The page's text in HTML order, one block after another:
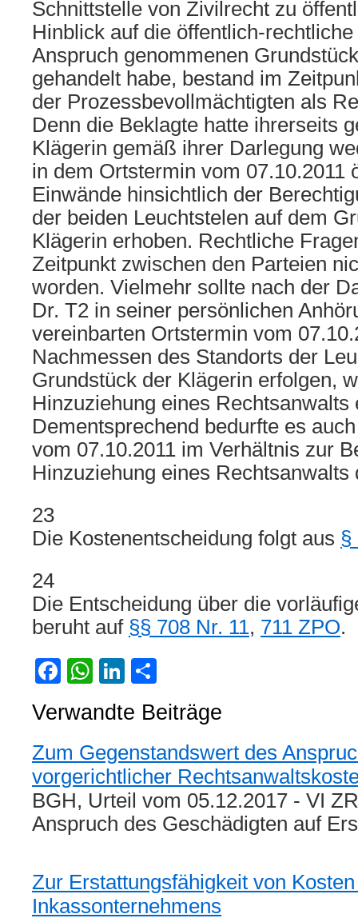
Schnittstelle von Zivilrecht zu
Hinblick auf die öffentlich-
Anspruch genommenen
gehandelt habe, bestand im
der Prozessbevollmächtigten als
Denn die Beklagte hatte ihrerseits
Klägerin gemäß ihrer Darlegung
in dem Ortstermin vom 07.10.2011
Einwände hinsichtlich der
der beiden Leuchtstelen auf dem
Klägerin erhoben. Rechtliche
Zeitpunkt zwischen den Parteien
worden. Vielmehr sollte nach der
Dr. T2 in seiner persönlichen
vereinbarten Ortstermin vom
Nachmessen des Standorts der
Grundstück der Klägerin erfolgen,
Hinzuziehung eines Rechtsanwalts
Dementsprechend bedurfte es
vom 07.10.2011 im Verhältnis zur
Hinzuziehung eines Rechtsanwalts
23
Die Kostenentscheidung folgt aus §
24
Die Entscheidung über die
beruht auf §§ 708 Nr. 11, 711 ZPO.
Facebook
WhatsApp
LinkedIn
Verwandte Beiträge
Zum Gegenstandswert des
vorgerichtlicher
BGH, Urteil vom 05.12.2017 - VI
Anspruch des Geschädigten auf
Zur Erstattungsfähigkeit von
Inkassonternehmens